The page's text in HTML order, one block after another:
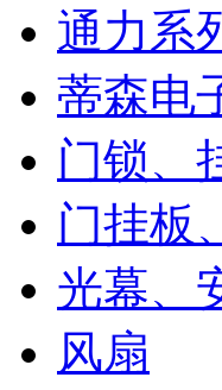
通力系
蒂森电
门锁、
门挂板
光幕、
风扇